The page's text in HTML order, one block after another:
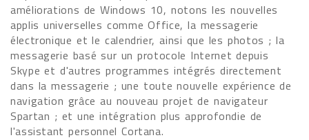
améliorations de Windows 10, notons les nouvelles
applis universelles comme Office, la messagerie
électronique et le calendrier, ainsi que les photos ; la
messagerie basé sur un protocole Internet depuis
Skype et d'autres programmes intégrés directement
dans la messagerie ; une toute nouvelle expérience de
navigation grâce au nouveau projet de navigateur
Spartan ; et une intégration plus approfondie de
l'assistant personnel Cortana.